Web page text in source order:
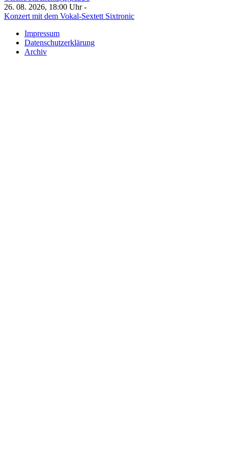
26. 08. 2026, 18:00 Uhr -
Konzert mit dem Vokal-Sextett Sixtronic
Impressum
Datenschutzerklärung
Archiv